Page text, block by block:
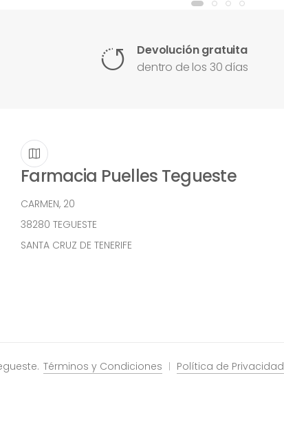
Devolución gratuita
dentro de los 30 días
Farmacia Puelles Tegueste
CARMEN, 20
38280 TEGUESTE
SANTA CRUZ DE TENERIFE
Términos y Condiciones Política de Privacidad